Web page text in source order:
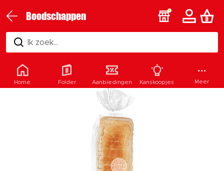
Boodschappen
Ik zoek...
Home Folder Aanbiedingen Kanskoopjes Meer